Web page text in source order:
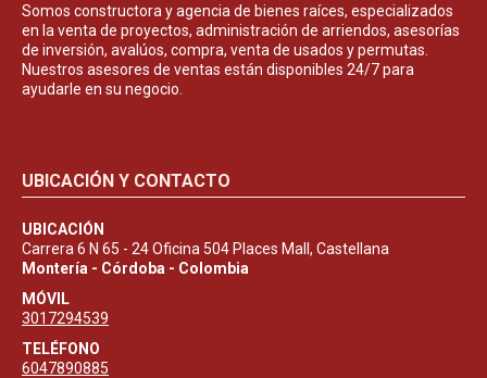
Somos constructora y agencia de bienes raíces, especializados
en la venta de proyectos, administración de arriendos, asesorías
de inversión, avalúos, compra, venta de usados y permutas.
Nuestros asesores de ventas están disponibles 24/7 para
ayudarle en su negocio.
UBICACIÓN Y CONTACTO
UBICACIÓN
Carrera 6 N 65 - 24 Oficina 504 Places Mall, Castellana
Montería - Córdoba - Colombia
MÓVIL
3017294539
TELÉFONO
6047890885